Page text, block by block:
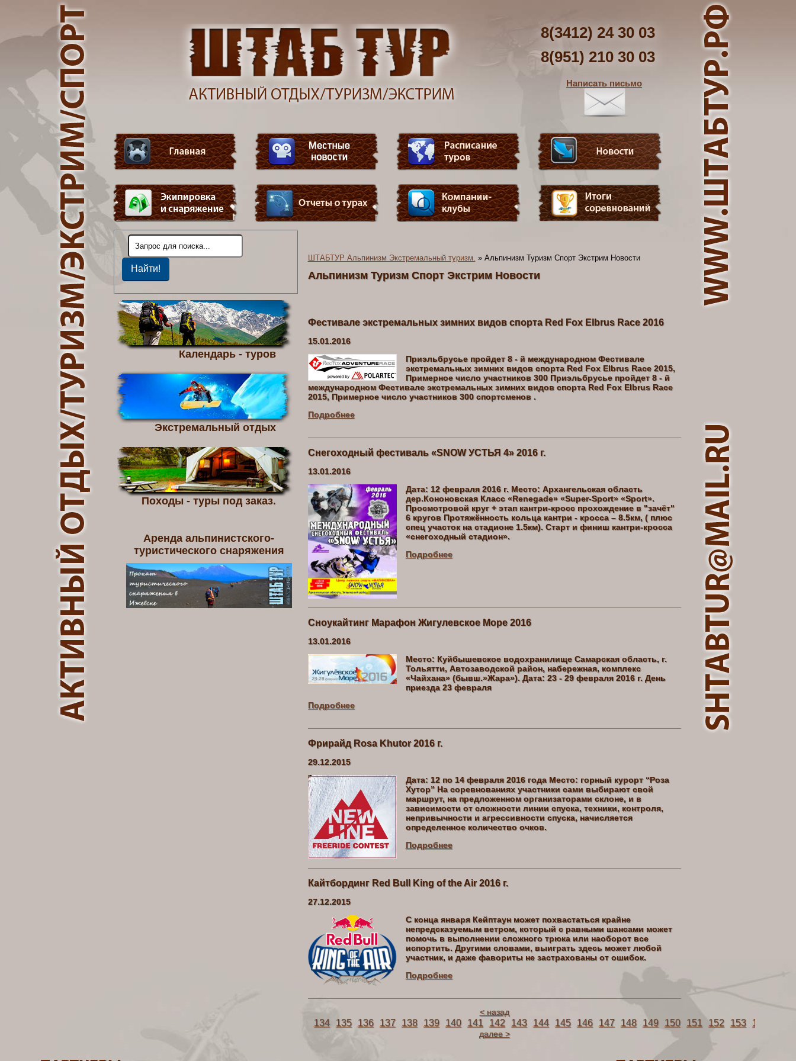
8(3412) 24 30 03
8(951) 210 30 03
Написать письмо
Календарь - туров
Экстремальный отдых
Походы - туры под заказ.
Аренда альпинистского-
туристического снаряжения
ШТАБТУР Альпинизм Экстремальный туризм. » Альпинизм Туризм Спорт Экстрим Новости
Альпинизм Туризм Спорт Экстрим Новости
Фестивале экстремальных зимних видов спорта Red Fox Elbrus Race 2016
15.01.2016
Приэльбрусье пройдет 8 - й международном Фестивале
экстремальных зимних видов спорта Red Fox Elbrus Race 2015,
Примерное число участников 300 Приэльбрусье пройдет 8 - й
международном Фестивале экстремальных зимних видов спорта Red Fox Elbrus Race
2015, Примерное число участников 300 спортсменов .
Подробнее
Снегоходный фестиваль «SNOW УСТЬЯ 4» 2016 г.
13.01.2016
Дата: 12 февраля 2016 г. Место: Архангельская область
дер.Кононовская Класс «Renegade» «Super-Sport» «Sport».
Просмотровой круг + этап кантри-кросс прохождение в "зачёт"
6 кругов Протяжённость кольца кантри - кросса – 8.5км, ( плюс
спец участок на стадионе 1.5км). Старт и финиш кантри-кросса
«снегоходный стадион».
Подробнее
Сноукайтинг Марафон Жигулевское Море 2016
13.01.2016
Место: Куйбышевское водохранилище Самарская область, г.
Тольятти, Автозаводской район, набережная, комплекс
«Чайхана» (бывш.»Жара»). Дата: 23 - 29 февраля 2016 г. День
приезда 23 февраля
Подробнее
Фрирайд Rosa Khutor 2016 г.
29.12.2015
Дата: 12 по 14 февраля 2016 года Место: горный курорт “Роза
Хутор” На соревнованиях участники сами выбирают свой
маршрут, на предложенном организаторами склоне, и в
зависимости от сложности линии спуска, техники, контроля,
непривычности и агрессивности спуска, начисляется
определенное количество очков.
Подробнее
Кайтбординг Red Bull King of the Air 2016 г.
27.12.2015
С конца января Кейптаун может похвастаться крайне
непредсказуемым ветром, который с равными шансами может
помочь в выполнении сложного трюка или наоборот все
испортить. Другими словами, выиграть здесь может любой
участник, и даже фавориты не застрахованы от ошибок.
Подробнее
< назад
134 135 136 137 138 139 140 141 142 143 144 145 146 147 148 149 150 151 152 153 154
далее >